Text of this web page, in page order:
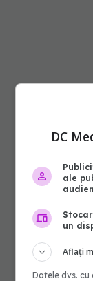
DC
ale
un
Aflați
Datele dvs.